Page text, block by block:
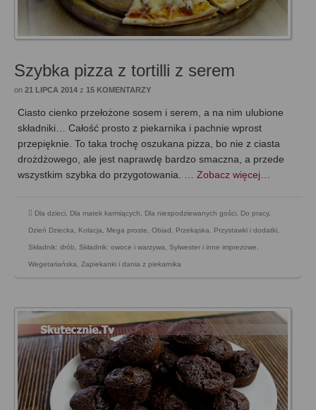
Szybka pizza z tortilli z serem
on 21 LIPCA 2014 z 15 KOMENTARZY
Ciasto cienko przełożone sosem i serem, a na nim ulubione
składniki… Całość prosto z piekarnika i pachnie wprost
przepięknie. To taka trochę oszukana pizza, bo nie z ciasta
drożdżowego, ale jest naprawdę bardzo smaczna, a przede
wszystkim szybka do przygotowania. … Zobacz więcej…
Dla dzieci, Dla matek karmiących, Dla niespodziewanych gości, Do pracy,
Dzień Dziecka, Kolacja, Mega proste, Obiad , Przekąska, Przystawki i dodatki,
Składnik: drób, Składnik: owoce i warzywa, Sylwester i inne imprezowe,
Wegetariańska, Zapiekanki i dania z piekarnika